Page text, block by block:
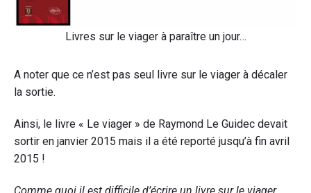
Livres sur le viager à paraître un jour…
A noter que ce n’est pas seul livre sur le viager à décaler
la sortie.
Ainsi, le livre « Le viager » de Raymond Le Guidec devait
sortir en janvier 2015 mais il a été reporté jusqu’à fin avril
2015 !